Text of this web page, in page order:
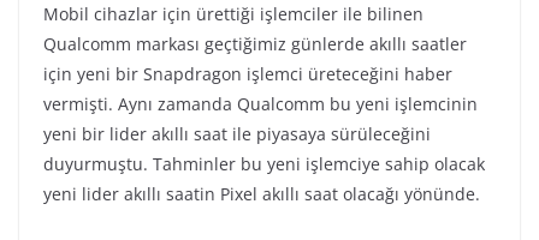
Mobil cihazlar için ürettiği işlemciler ile bilinen
Qualcomm markası geçtiğimiz günlerde akıllı saatler
için yeni bir Snapdragon işlemci üreteceğini haber
vermişti. Aynı zamanda Qualcomm bu yeni işlemcinin
yeni bir lider akıllı saat ile piyasaya sürüleceğini
duyurmuştu. Tahminler bu yeni işlemciye sahip olacak
yeni lider akıllı saatin Pixel akıllı saat olacağı yönünde.